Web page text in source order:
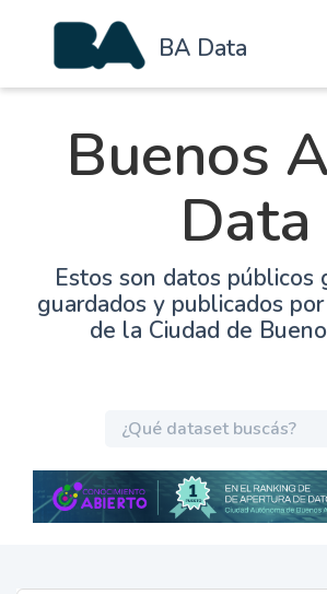
BA Data
Buenos
Data
Estos son datos públicos
guardados y publicados
de la Ciudad de